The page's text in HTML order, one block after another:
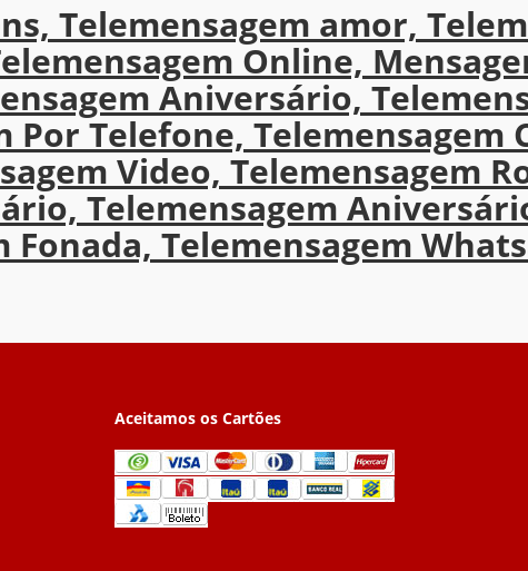
Telemensagem amor,
Online,
Aniversário,
Telefone, Telemensagem
Video, Telemensagem
Telemensagem
Fonada, Telemensagem
Aceitamos os Cartões